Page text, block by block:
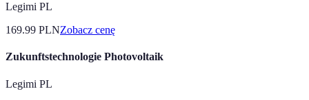
Legimi PL
169.99 PLNZobacz cenę
Zukunftstechnologie Photovoltaik
Legimi PL